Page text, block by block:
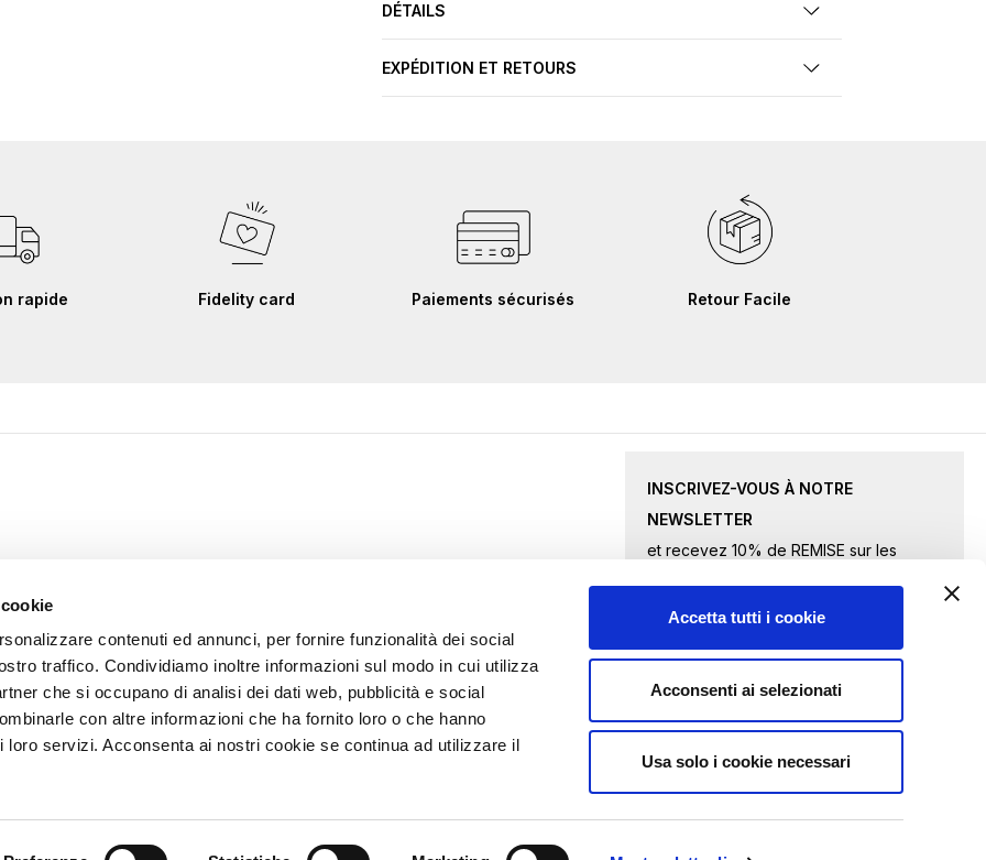
contenuti ed annunci, per fornire funzionalità dei social
traffico. Condividiamo inoltre informazioni sul modo in cui utilizza
che si occupano di analisi dei dati web, pubblicità e social
con altre informazioni che ha fornito loro o che hanno
loro servizi. Acconsenta ai nostri cookie se continua ad utilizzare il
Accetta tutti i cookie
Acconsenti ai selezionati
Usa solo i cookie necessari
DÉTAILS
EXPÉDITION ET RETOURS
rapide Fidelity card Paiements sécurisés Retour Facile
INSCRIVEZ-VOUS À NOTRE
NEWSLETTER
et recevez 10% de REMISE sur les
à
notre
newsletter
ENVOYER UNE DEMANDE